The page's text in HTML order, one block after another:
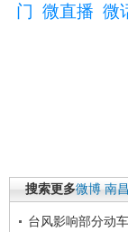
门 微直播 微
搜索更多微博 南
台风影响部分动